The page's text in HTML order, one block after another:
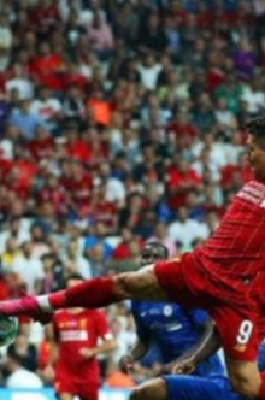
UNCATEGORIZED
Α. Σαμαράς: παλαιοί παίκτες
Κυβερνητική απληστία και
“ένα συγκεντρωτικό
ανταγωνισμών”